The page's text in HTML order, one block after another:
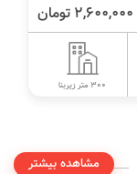
2,600,000 تومان
300 متر زیربنا
مشاهده بیشتر